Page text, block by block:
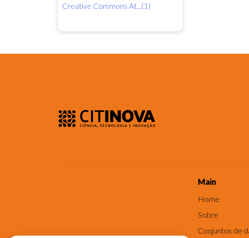
Creative Commons At...(1)
Main
Home
Sobre
Conjuntos de